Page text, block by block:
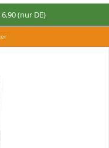
(nur DE)